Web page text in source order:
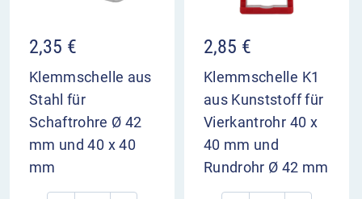
2,35 €
Klemmschelle aus
Stahl für
Schaftrohre Ø 42
mm und 40 x 40
mm
2,85 €
Klemmschelle K1
aus Kunststoff für
Vierkantrohr 40 x
40 mm und
Rundrohr Ø 42 mm